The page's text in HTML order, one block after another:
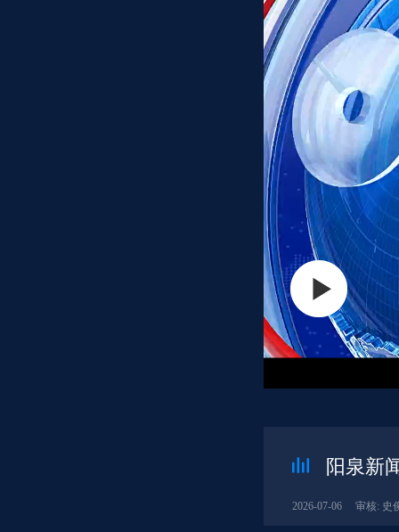
阳泉新
2026-07-06 审核: 史